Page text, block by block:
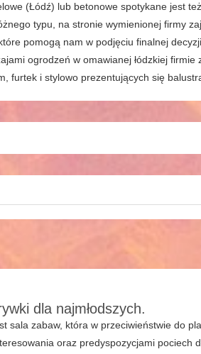
(Łódź) lub betonowe spotykane jest
typu, na stronie wymienionej firmy
pomogą nam w podjęciu finalnej
ogrodzeń w omawianej łódzkiej
furtek i stylowo prezentujących się
dla najmłodszych.
sala zabaw, która w przeciwieństwie do
oraz predyspozycjami pociech